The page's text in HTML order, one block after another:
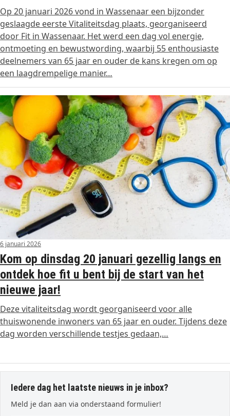
Op 20 januari 2026 vond in Wassenaar een bijzonder
geslaagde eerste Vitaliteitsdag plaats, georganiseerd
door Fit in Wassenaar. Het werd een dag vol energie,
ontmoeting en bewustwording, waarbij 55 enthousiaste
deelnemers van 65 jaar en ouder de kans kregen om op
een laagdrempelige manier…
6 januari 2026
Kom op dinsdag 20 januari gezellig langs en
ontdek hoe fit u bent bij de start van het
nieuwe jaar!
Deze vitaliteitsdag wordt georganiseerd voor alle
thuiswonende inwoners van 65 jaar en ouder. Tijdens deze
dag worden verschillende testjes gedaan,…
Iedere dag het laatste nieuws in je inbox?
Meld je dan aan via onderstaand formulier!